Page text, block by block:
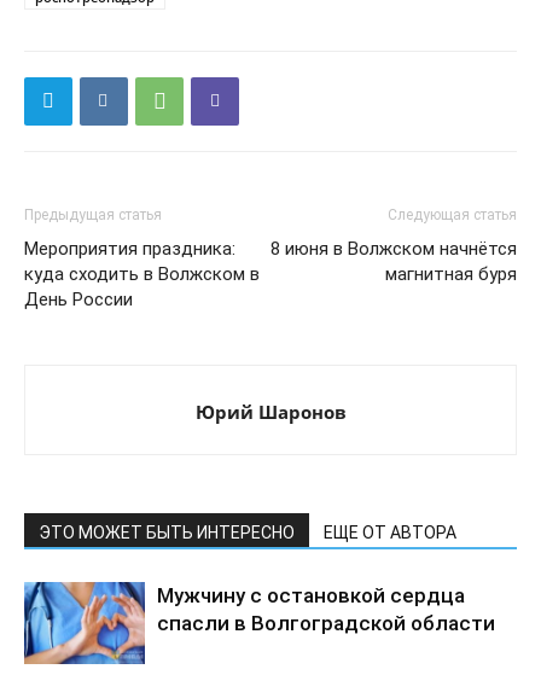
Предыдущая статья
Мероприятия праздника:
куда сходить в Волжском в
День России
Следующая статья
8 июня в Волжском начнётся
магнитная буря
Юрий Шаронов
ЭТО МОЖЕТ БЫТЬ ИНТЕРЕСНО ЕЩЕ ОТ АВТОРА
Мужчину с остановкой сердца
спасли в Волгоградской области